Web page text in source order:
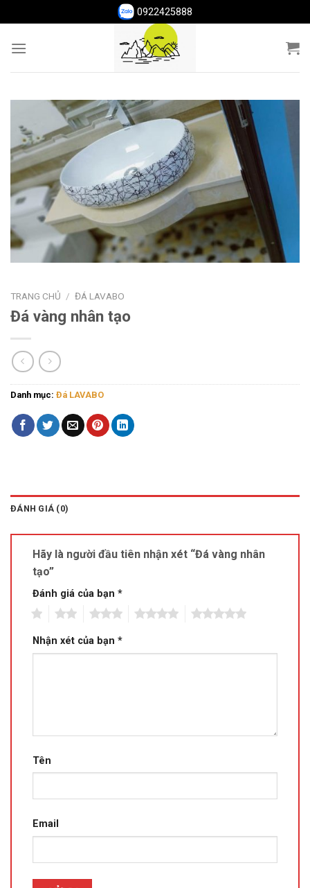
to
content
0922425888
TRANG CHỦ / ĐÁ LAVABO
Đá vàng nhân tạo
Danh mục: Đá LAVABO
ĐÁNH GIÁ (0)
Hãy là người đầu tiên nhận xét “Đá vàng nhân
tạo”
Đánh giá của bạn *
Nhận xét của bạn *
Tên
Email